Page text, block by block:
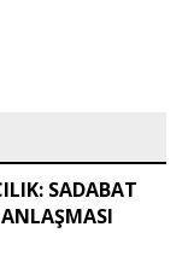
SADABAT